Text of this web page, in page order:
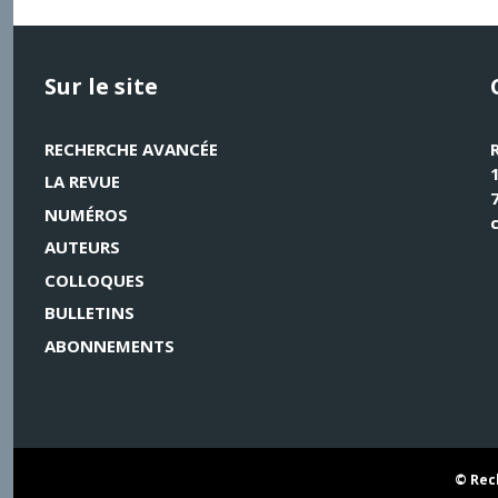
Sur le site
RECHERCHE AVANCÉE
LA REVUE
NUMÉROS
AUTEURS
COLLOQUES
BULLETINS
ABONNEMENTS
©